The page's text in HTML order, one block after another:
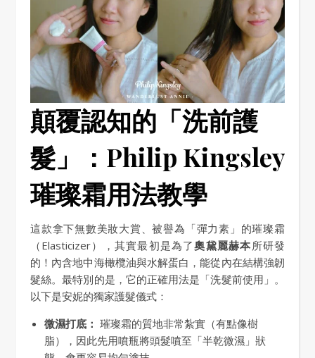
顛覆認知的「洗前護
髮」：Philip Kingsley
璀璨霜用法教學
這款拿下無數美妝大賞、被譽為「彈力素」的璀璨霜
（Elasticizer），其實最初是為了奧黛麗赫本所研發
的！內含地中海橄欖油與水解蛋白，能從內在結構強韌
髮絲。最特別的是，它的正確用法是「洗髮前使用」。
以下是安妮的獨家護髮儀式：
微濕打底： 璀璨霜的質地非常紮實（有點像樹
脂），因此先用噴瓶將頭髮噴至「半乾微濕」狀